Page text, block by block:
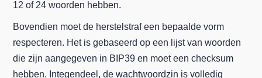
12 of 24 woorden hebben.
Bovendien moet de herstelstraf een bepaalde vorm
respecteren. Het is gebaseerd op een lijst van woorden
die zijn aangegeven in BIP39 en moet een checksum
hebben. Integendeel, de wachtwoordzin is volledig